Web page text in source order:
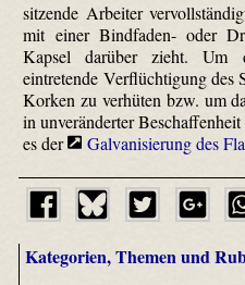
sitzende Arbeiter
mit einer Bindfaden- oder
Kapsel darüber zieht.
eintretende Verflüchtigung des
Korken zu verhüten bzw. um
in unveränderter
es der
Galvanisierung des
Kategorien, Themen und